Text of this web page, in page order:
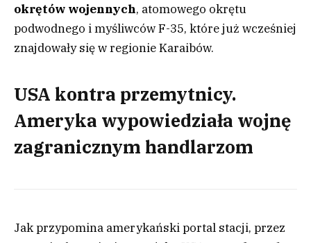
okrętów wojennych, atomowego okrętu
podwodnego i myśliwców F-35, które już wcześniej
znajdowały się w regionie Karaibów.
USA kontra przemytnicy.
Ameryka wypowiedziała wojnę
zagranicznym handlarzom
Jak przypomina amerykański portal stacji, przez